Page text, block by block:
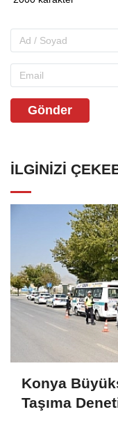
Gönder
İLGINIZI
Konya
Taşıma